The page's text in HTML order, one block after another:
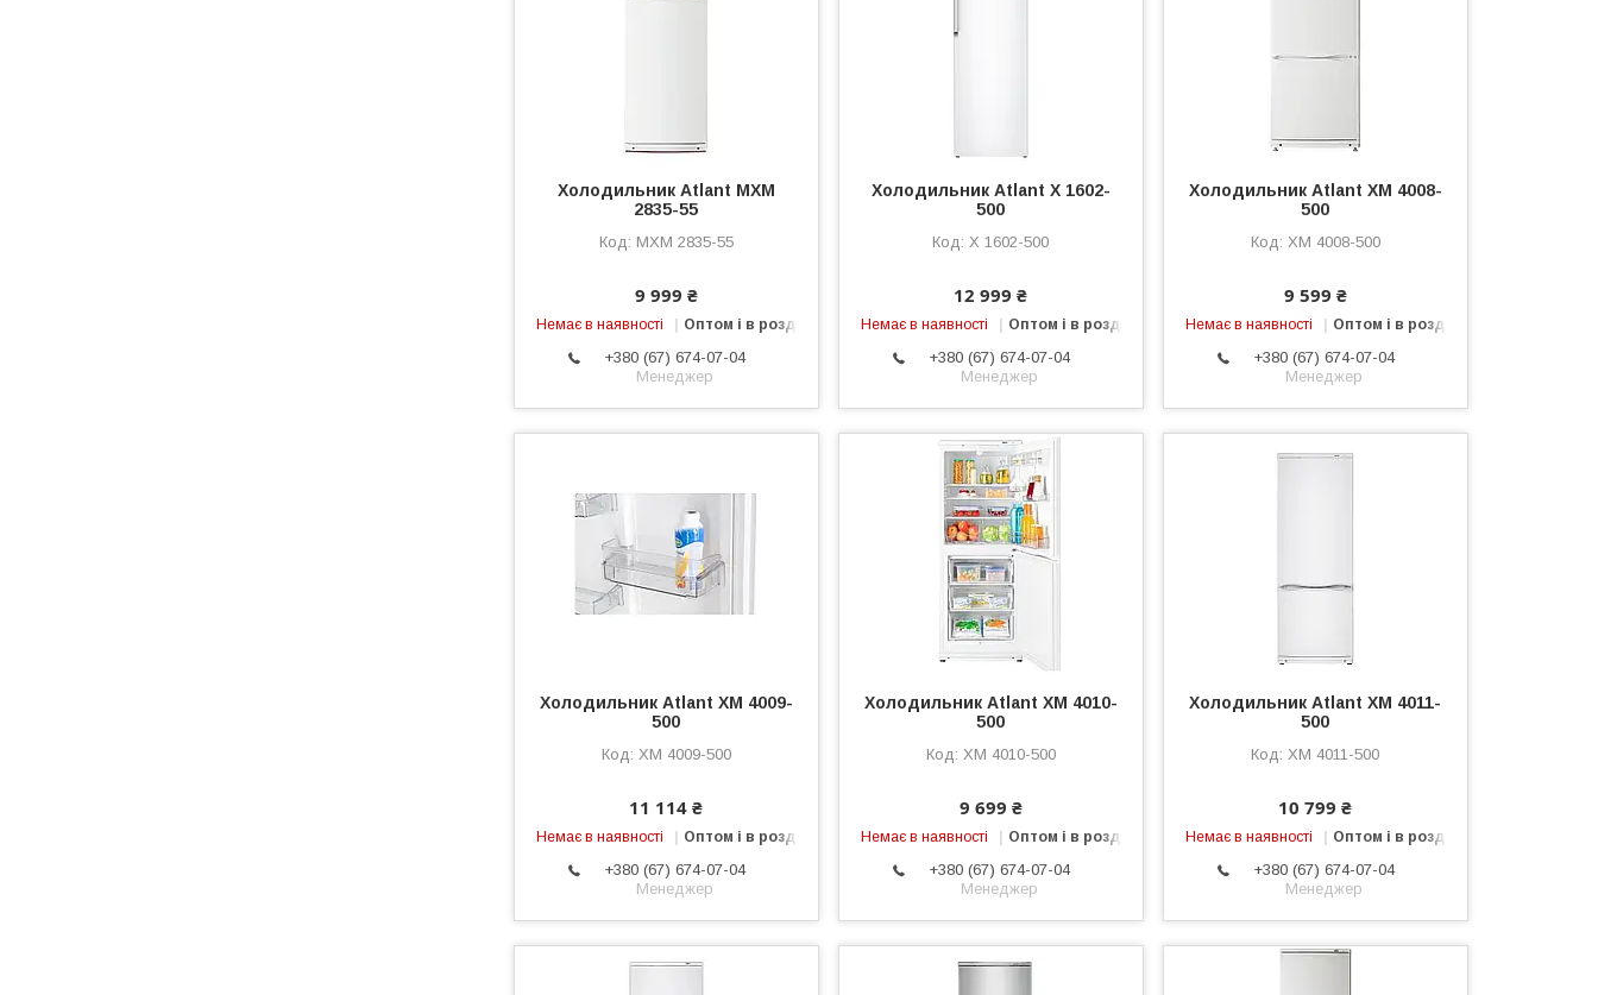
Холодильник Atlant МХМ
2835-55
МХМ 2835-55
9 999 ₴
Немає в наявності Оптом і в роздріб
+380 (67) 674-07-04
Менеджер
Холодильник Atlant Х 1602-
500
Х 1602-500
12 999 ₴
Немає в наявності Оптом і в роздріб
+380 (67) 674-07-04
Менеджер
Холодильник Atlant ХМ 4008-
500
ХМ 4008-500
9 599 ₴
Немає в наявності Оптом і в роздріб
+380 (67) 674-07-04
Менеджер
Холодильник Atlant ХМ 4009-
500
ХM 4009-500
11 114 ₴
Немає в наявності Оптом і в роздріб
+380 (67) 674-07-04
Менеджер
Холодильник Atlant ХМ 4010-
500
ХМ 4010-500
9 699 ₴
Немає в наявності Оптом і в роздріб
+380 (67) 674-07-04
Менеджер
Холодильник Atlant ХМ 4011-
500
ХМ 4011-500
10 799 ₴
Немає в наявності Оптом і в роздріб
+380 (67) 674-07-04
Менеджер